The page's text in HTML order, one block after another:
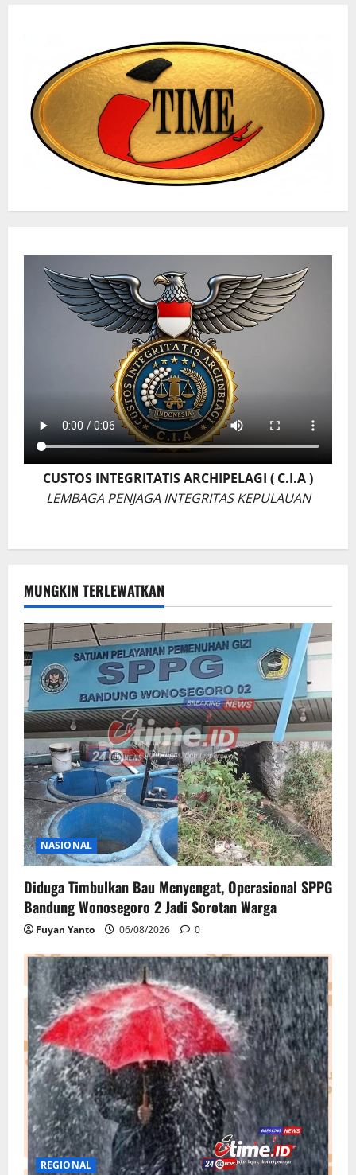
CUSTOS INTEGRITATIS ARCHIPELAGI ( C.I.A )
LEMBAGA PENJAGA INTEGRITAS KEPULAUAN
MUNGKIN TERLEWATKAN
NASIONAL
Diduga Timbulkan Bau Menyengat, Operasional SPPG
Bandung Wonosegoro 2 Jadi Sorotan Warga
Fuyan Yanto 06/08/2026 0
REGIONAL